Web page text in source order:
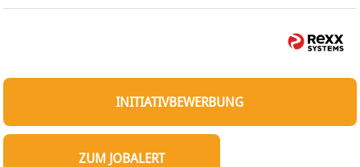
INITIATIVBEWERBUNG
ZUM JOBALERT